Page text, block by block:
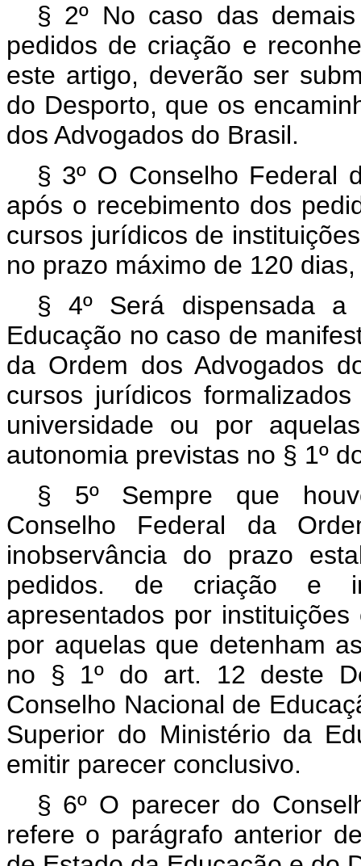
§ 2º No caso das
pedidos de criação e
este artigo, deverão ser
do Desporto, que os
dos Advogados do Brasil.
§ 3º O Conselho Federal
após o recebimento dos
cursos jurídicos de
no prazo máximo de 120
§ 4º Será dispensada a
Educação no caso de
da Ordem dos Advogados
cursos jurídicos
universidade ou por
autonomia previstas no § 1º
§ 5º Sempre que
Conselho Federal da
inobservância do prazo
pedidos. de criação e
apresentados por
por aquelas que detenham
no § 1º do art. 12 deste
Conselho Nacional de
Superior do Ministério da
emitir parecer conclusivo.
§ 6º O parecer do
refere o parágrafo anterior